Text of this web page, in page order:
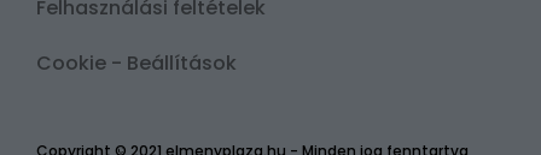
Copyright © 2021 elmenyplaza.hu - Minden jog fenntartva
Felhasználási feltételek
Cookie - Beállítások